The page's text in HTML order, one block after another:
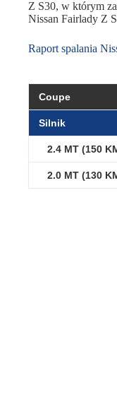
Z S30, w którym
Nissan Fairlady Z
Raport spalania
Coupe
Silnik
2.4 MT (150
2.0 MT (130